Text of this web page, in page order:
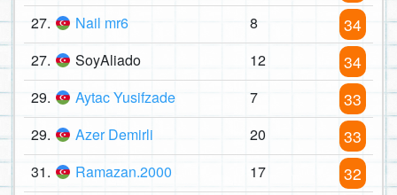
27. Nail mr6 8 34
27. SoyAliado 12 34
29. Aytac Yusifzade 7 33
29. Azer Demirli 20 33
31. Ramazan.2000 17 32